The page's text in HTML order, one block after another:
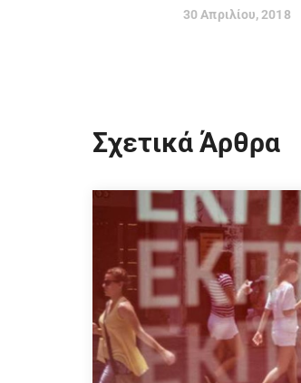
30 Απριλίου, 2018
Σχετικά Άρθρα